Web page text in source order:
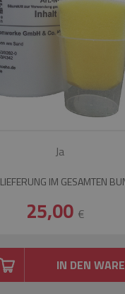
Ja
LIEFERUNG IM GESAMTEN
25,00 €
IN DEN